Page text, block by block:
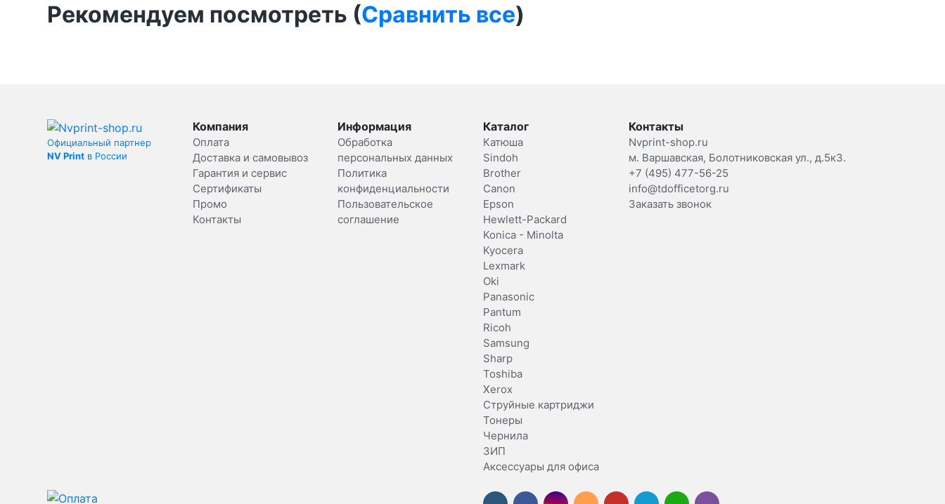
Рекомендуем посмотреть (Сравнить все)
Официальный партнер
NV Print в России
Компания
Оплата
Доставка и самовывоз
Гарантия и сервис
Сертификаты
Промо
Контакты
Информация
Обработка
персональных данных
Политика
конфиденциальности
Пользовательское
соглашение
Каталог
Катюша
Sindoh
Brother
Canon
Epson
Hewlett-Packard
Konica - Minolta
Kyocera
Lexmark
Oki
Panasonic
Pantum
Ricoh
Samsung
Sharp
Toshiba
Xerox
Струйные картриджи
Тонеры
Чернила
ЗИП
Аксессуары для офиса
Контакты
Nvprint-shop.ru
м. Варшавская, Болотниковская ул., д.5к3.
+7 (495) 477-56-25
info@tdofficetorg.ru
Заказать звонок